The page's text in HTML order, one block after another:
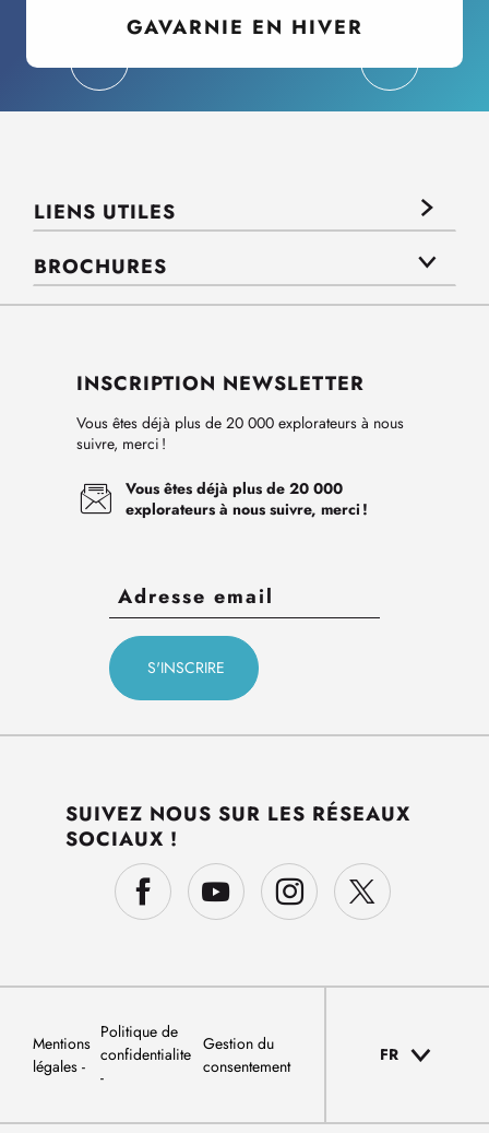
GAVARNIE EN HIVER
LIENS UTILES
BROCHURES
INSCRIPTION NEWSLETTER
Vous êtes déjà plus de 20 000 explorateurs à nous
suivre, merci !
Vous êtes déjà plus de 20 000
explorateurs à nous suivre, merci !
SUIVEZ NOUS SUR LES RÉSEAUX
SOCIAUX !
Mentions
légales
Politique de
confidentialite
Gestion du
consentement
FR